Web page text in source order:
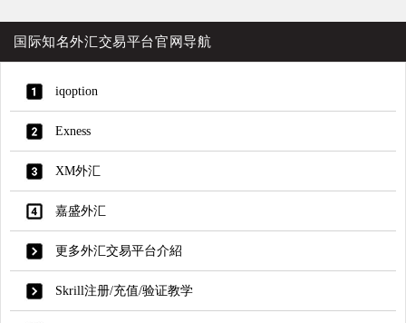
国际知名外汇交易平台官网导航
iqoption
Exness
XM外汇
嘉盛外汇
更多外汇交易平台介紹
Skrill注册/充值/验证教学